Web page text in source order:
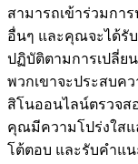
สามารถเข้าร่วมกา
อื่นๆ และคุณจะได้รั
ปฏิบัติตามการเปลี่ย
พวกเขาจะประสบค
สิโนออนไลน์ตรวจส
คุณมีความโปร่งใสแ
โต้ตอบ และรับคำแ